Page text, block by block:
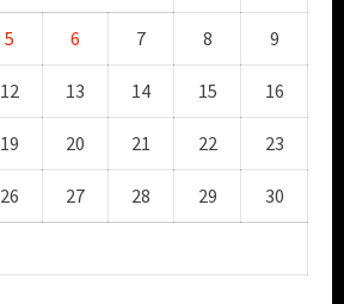
5 6 7 8 9
12 13 14 15 16
19 20 21 22 23
26 27 28 29 30